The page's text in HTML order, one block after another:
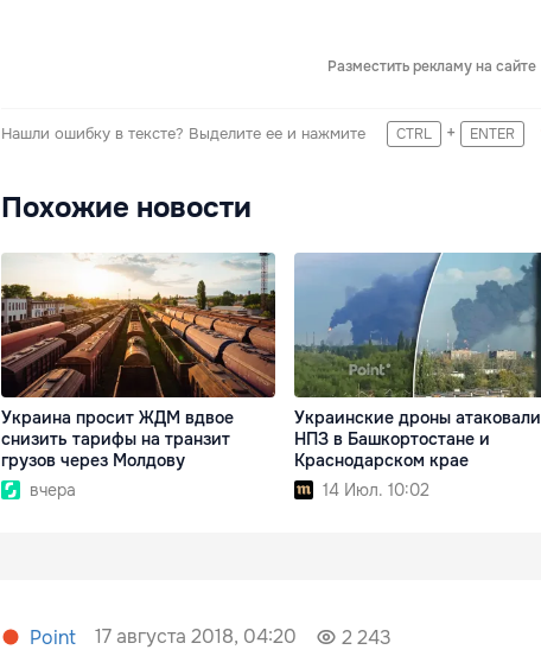
Разместить рекламу на сайте
Нашли ошибку в тексте? Выделите ее и нажмите CTRL + ENTER
Похожие новости
Украина просит ЖДМ вдвое
снизить тарифы на транзит
грузов через Молдову
вчера
Украинские дроны атаковали
НПЗ в Башкортостане и
Краснодарском крае
14 Июл. 10:02
Point 17 августа 2018, 04:20 2 243